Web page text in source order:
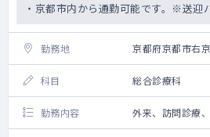
・京都市内から通勤可能です。※送迎
勤務地 京都府京都市右
科目 総合診療科
勤務内容 外来、訪問診療